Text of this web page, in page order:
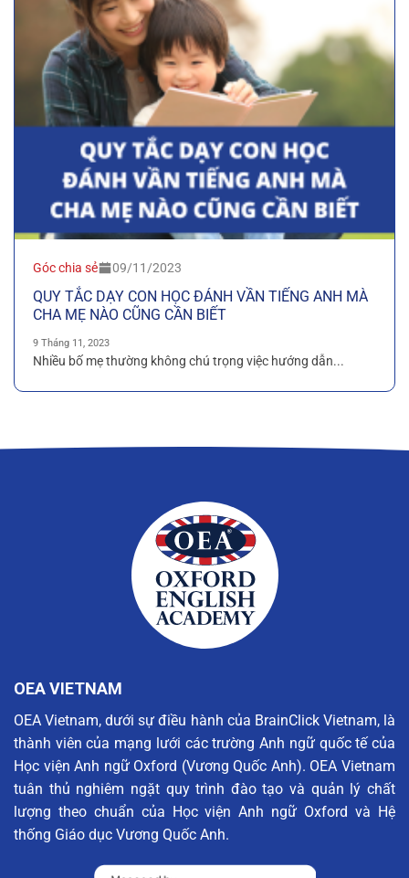
Góc chia sẻ 09/11/2023
QUY TẮC DẠY CON HỌC ĐÁNH VẦN TIẾNG ANH MÀ
CHA MẸ NÀO CŨNG CẦN BIẾT
9 Tháng 11, 2023
Nhiều bố mẹ thường không chú trọng việc hướng dẫn...
OEA VIETNAM
OEA Vietnam, dưới sự điều hành của BrainClick Vietnam, là
thành viên của mạng lưới các trường Anh ngữ quốc tế của
Học viện Anh ngữ Oxford (Vương Quốc Anh). OEA Vietnam
tuân thủ nghiêm ngặt quy trình đào tạo và quản lý chất
lượng theo chuẩn của Học viện Anh ngữ Oxford và Hệ
thống Giáo dục Vương Quốc Anh.